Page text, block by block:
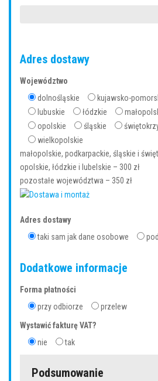
Adres dostawy
Województwo
dolnośląskie
kujawsko-
lubuskie
łódzkie
opolskie
śląskie
wielkopolskie
małopolskie, podkarpackie, śląskie i
opolskie, łódzkie i lubelskie – 300 zł
pozostałe województwa – 350 zł
Adres dostawy
taki sam jak dane osobowe
Dodatkowe informacje
Forma płatności
przy odbiorze
przelew
Wystawić fakturę VAT?
nie
tak
Podsumowanie